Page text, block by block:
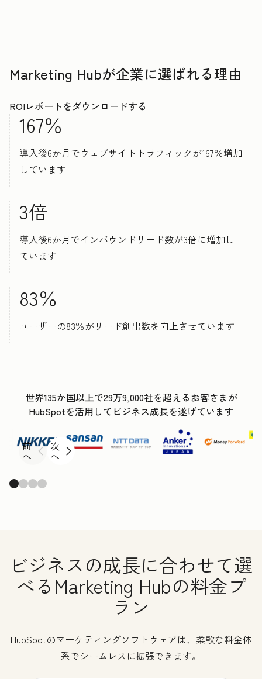
Marketing Hubが企業に選ばれる理由
ROIレポートをダウンロードする
167％
導入後6か月でウェブサイトトラフィックが167％増加
しています
3倍
導入後6か月でインバウンドリード数が3倍に増加し
ています
83％
ユーザーの83％がリード創出数を向上させています
世界135か国以上で29万9,000社を超えるお客さまが
HubSpotを活用してビジネス成長を遂げています
前
へ
次
へ
ビジネスの成長に合わせて選
べるMarketing Hubの料金プ
ラン
HubSpotのマーケティングソフトウェアは、柔軟な料金体
系でシームレスに拡張できます。